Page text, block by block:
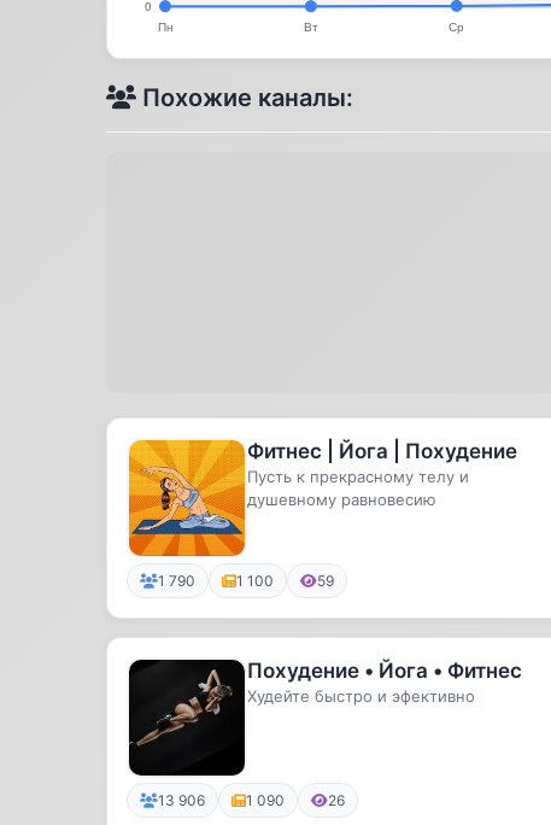
Похожие каналы:
Фитнес | Йога | Похудение
Пусть к прекрасному телу и
душевному равновесию
1 790 1 100 59
Похудение • Йога • Фитнес
Худейте быстро и эфективно
13 906 1 090 26